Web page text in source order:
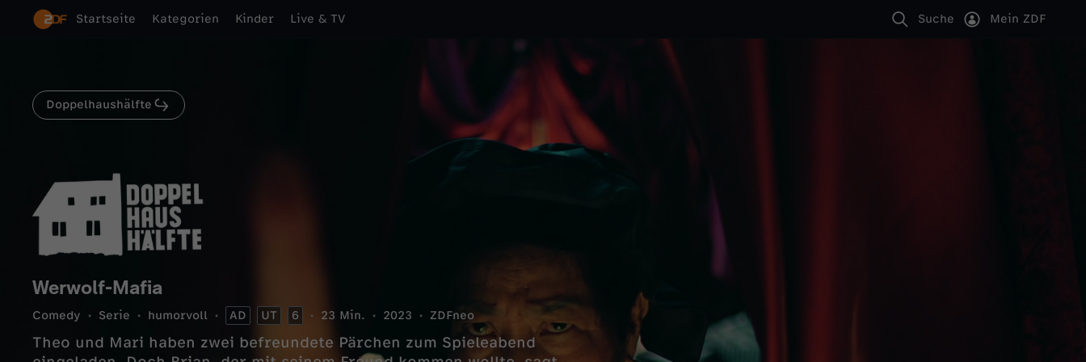
Startseite Kategorien Kinder Live & TV Suche Mein ZDF
Doppelhaushälfte
Werwolf-Mafia
Comedy Serie humorvoll AD UT 6 23 Min. 2023 ZDFneo
Theo und Mari haben zwei befreundete Pärchen zum Spieleabend